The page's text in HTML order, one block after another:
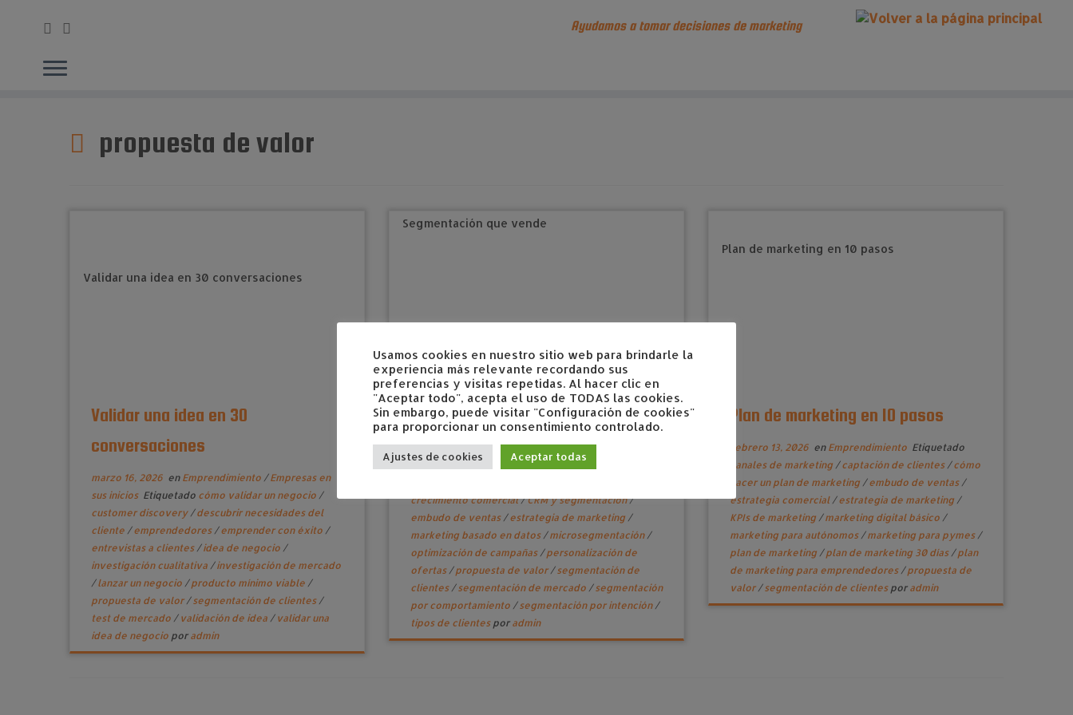
Ayudamos a tomar decisiones de marketing
propuesta de valor
Validar una idea en 30
conversaciones
marzo 16, 2026en Emprendimiento /Empresas en
sus inicios Etiquetado cómo validar un negocio /
customer discovery /descubrir necesidades del
cliente /emprendedores /emprender con éxito /
entrevistas a clientes /idea de negocio /
investigación cualitativa /investigación de mercado
/lanzar un negocio /producto mínimo viable /
propuesta de valor /segmentación de clientes /
test de mercado / validación de idea / validar una
idea de negocio por admin
Segmentación que vende
febrero 16, 2026enEmpresas con potencial de
análisis de clientes
crecimiento comercial/CRM y segmentación/
embudo de ventas /estrategia de marketing /
marketing basado en datos /microsegmentación /
optimización de campañas /personalización de
ofertas /propuesta de valor /segmentación de
clientes /segmentación de mercado /segmentación
por comportamiento /segmentación por intención /
tipos de clientes por admin
Plan de marketing en 10 pasos
febrero 13, 2026en Emprendimiento Etiquetado
canales de marketing /captación de clientes /cómo
hacer un plan de marketing /embudo de ventas /
estrategia comercial /estrategia de marketing /
KPIs de marketing /marketing digital básico /
marketing para autónomos /marketing para pymes /
plan de marketing /plan de marketing 30 días /plan
de marketing para emprendedores /propuesta de
valor /segmentación de clientes por admin
Usamos cookies en nuestro sitio web para brindarle la
experiencia más relevante recordando sus
preferencias y visitas repetidas. Al hacer clic en
"Aceptar todo", acepta el uso de TODAS las cookies.
Sin embargo, puede visitar "Configuración de cookies"
para proporcionar un consentimiento controlado.
Ajustes de cookies Aceptar todas